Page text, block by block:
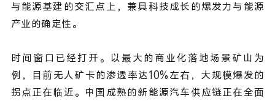
与能源基建的交汇点上，兼具科技成长的爆发力与能源
产业的确定性。
时间窗口已经打开。以最大的商业化落地场景矿山为
例，目前无人矿卡的渗透率达10%左右，大规模爆发的
拐点正在临近。中国成熟的新能源汽车供应链正在全面